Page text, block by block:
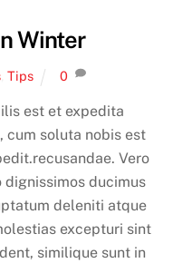
Winter
, Tips 0
est et expedita
soluta nobis est
Vero
dignissimos ducimus
deleniti atque
excepturi sint
similique sunt in